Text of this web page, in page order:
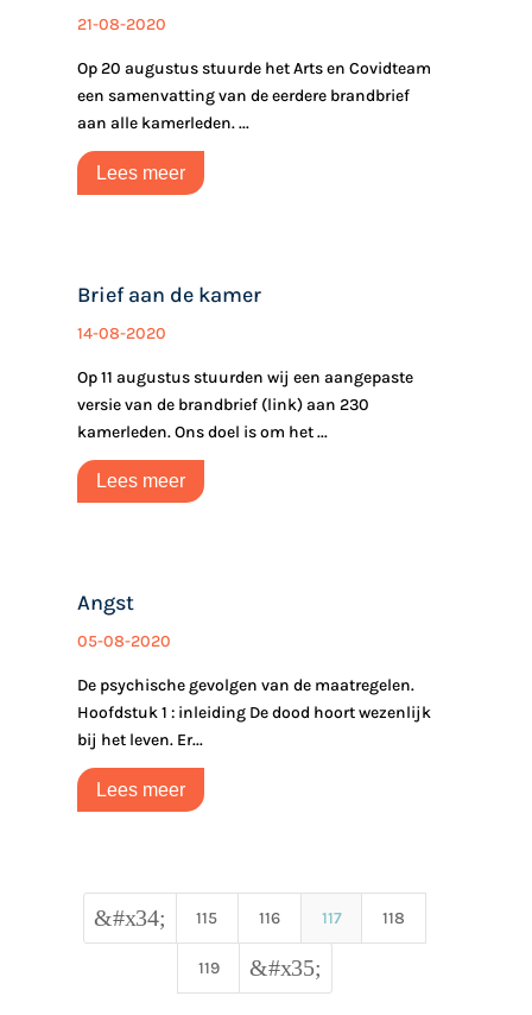
21-08-2020
Op 20 augustus stuurde het Arts en Covidteam
een samenvatting van de eerdere brandbrief
aan alle kamerleden. ...
Lees meer
Brief aan de kamer
14-08-2020
Op 11 augustus stuurden wij een aangepaste
versie van de brandbrief (link) aan 230
kamerleden. Ons doel is om het ...
Lees meer
Angst
05-08-2020
De psychische gevolgen van de maatregelen.
Hoofdstuk 1 : inleiding De dood hoort wezenlijk
bij het leven. Er...
Lees meer
&#x34; 115 116 117 118
119 &#x35;